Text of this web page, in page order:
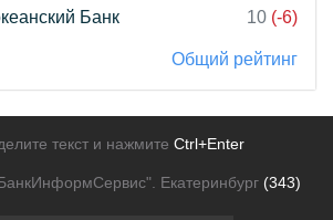
Банк
10 (-6)
Общий рейтинг
текст и нажмите Ctrl+Enter
Екатеринбург (343)